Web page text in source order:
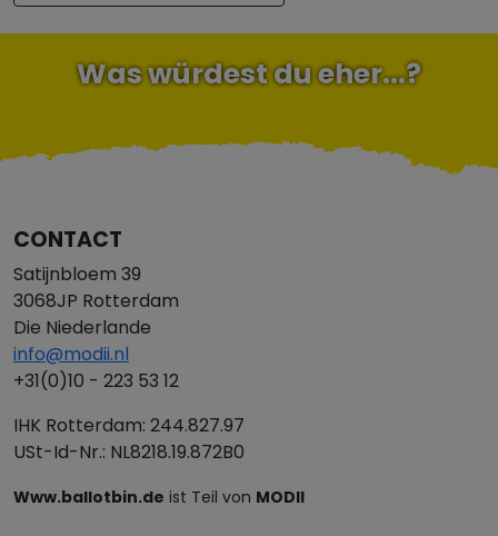
Was würdest du eher...?
CONTACT
Satijnbloem 39
3068JP Rotterdam
Die Niederlande
info@modii.nl
+31(0)10 - 223 53 12
IHK Rotterdam: 244.827.97
USt-Id-Nr.: NL8218.19.872B0
Www.ballotbin.de ist Teil von MODII